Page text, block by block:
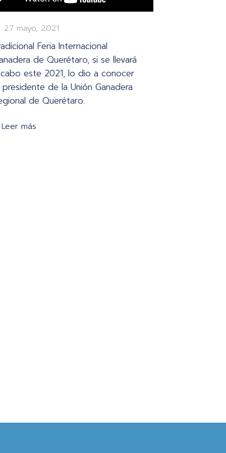
27 mayo, 2021
Feria Internacional
de Querétaro, si se llevará
este 2021, lo dio a conocer
presidente de la Unión Ganadera
de Querétaro.
Leer más